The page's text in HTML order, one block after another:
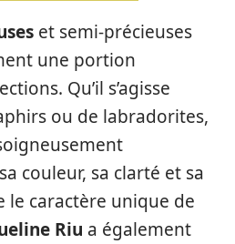
et semi-précieuses
une portion
Qu’il s’agisse
ou de labradorites,
couleur, sa clarté et sa
le caractère unique de
Riu a également